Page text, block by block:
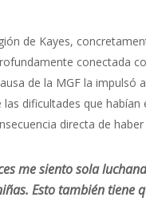
de Kayes,
conectada
de la MGF la impulsó
dificultades que
directa de
me siento sola
Esto también tiene